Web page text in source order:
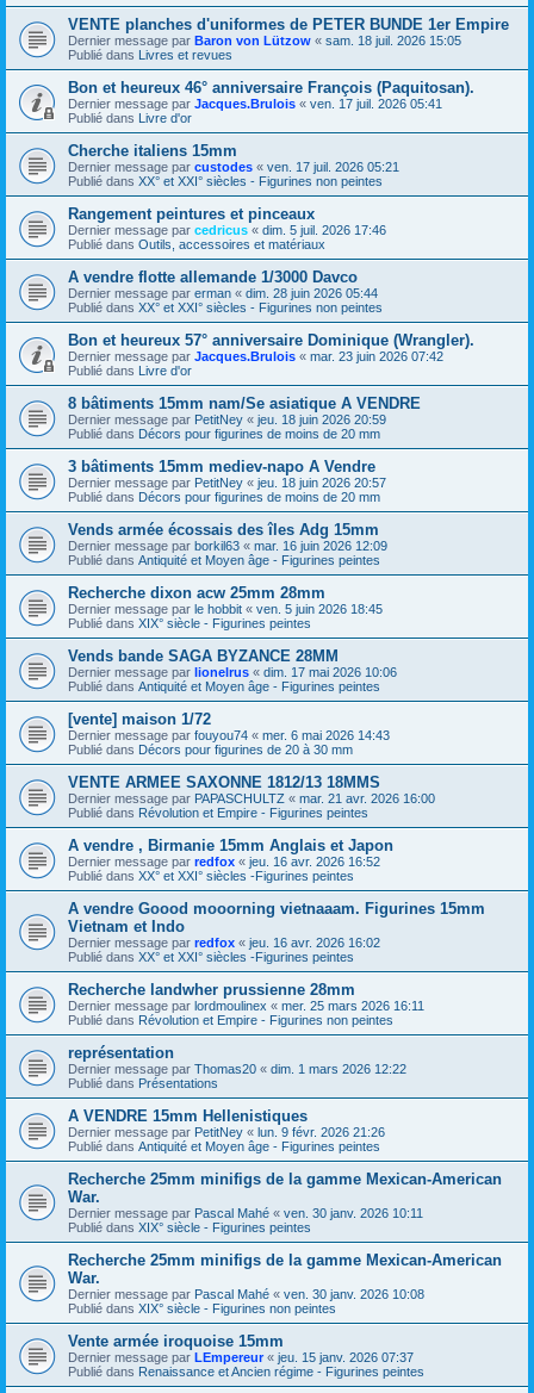
VENTE planches d'uniformes de PETER BUNDE 1er Empire
Dernier message par Baron von Lützow « sam. 18 juil. 2026 15:05
Publié dans Livres et revues
Bon et heureux 46° anniversaire François (Paquitosan).
Dernier message par Jacques.Brulois « ven. 17 juil. 2026 05:41
Publié dans Livre d'or
Cherche italiens 15mm
Dernier message par custodes « ven. 17 juil. 2026 05:21
Publié dans XX° et XXI° siècles - Figurines non peintes
Rangement peintures et pinceaux
Dernier message par cedricus « dim. 5 juil. 2026 17:46
Publié dans Outils, accessoires et matériaux
A vendre flotte allemande 1/3000 Davco
Dernier message par erman « dim. 28 juin 2026 05:44
Publié dans XX° et XXI° siècles - Figurines non peintes
Bon et heureux 57° anniversaire Dominique (Wrangler).
Dernier message par Jacques.Brulois « mar. 23 juin 2026 07:42
Publié dans Livre d'or
8 bâtiments 15mm nam/Se asiatique A VENDRE
Dernier message par PetitNey « jeu. 18 juin 2026 20:59
Publié dans Décors pour figurines de moins de 20 mm
3 bâtiments 15mm mediev-napo A Vendre
Dernier message par PetitNey « jeu. 18 juin 2026 20:57
Publié dans Décors pour figurines de moins de 20 mm
Vends armée écossais des îles Adg 15mm
Dernier message par borkil63 « mar. 16 juin 2026 12:09
Publié dans Antiquité et Moyen âge - Figurines peintes
Recherche dixon acw 25mm 28mm
Dernier message par le hobbit « ven. 5 juin 2026 18:45
Publié dans XIX° siècle - Figurines peintes
Vends bande SAGA BYZANCE 28MM
Dernier message par lionelrus « dim. 17 mai 2026 10:06
Publié dans Antiquité et Moyen âge - Figurines peintes
[vente] maison 1/72
Dernier message par fouyou74 « mer. 6 mai 2026 14:43
Publié dans Décors pour figurines de 20 à 30 mm
VENTE ARMEE SAXONNE 1812/13 18MMS
Dernier message par PAPASCHULTZ « mar. 21 avr. 2026 16:00
Publié dans Révolution et Empire - Figurines peintes
A vendre , Birmanie 15mm Anglais et Japon
Dernier message par redfox « jeu. 16 avr. 2026 16:52
Publié dans XX° et XXI° siècles -Figurines peintes
A vendre Goood mooorning vietnaaam. Figurines 15mm
Vietnam et Indo
Dernier message par redfox « jeu. 16 avr. 2026 16:02
Publié dans XX° et XXI° siècles -Figurines peintes
Recherche landwher prussienne 28mm
Dernier message par lordmoulinex « mer. 25 mars 2026 16:11
Publié dans Révolution et Empire - Figurines non peintes
représentation
Dernier message par Thomas20 « dim. 1 mars 2026 12:22
Publié dans Présentations
A VENDRE 15mm Hellenistiques
Dernier message par PetitNey « lun. 9 févr. 2026 21:26
Publié dans Antiquité et Moyen âge - Figurines peintes
Recherche 25mm minifigs de la gamme Mexican-American
War.
Dernier message par Pascal Mahé « ven. 30 janv. 2026 10:11
Publié dans XIX° siècle - Figurines peintes
Recherche 25mm minifigs de la gamme Mexican-American
War.
Dernier message par Pascal Mahé « ven. 30 janv. 2026 10:08
Publié dans XIX° siècle - Figurines non peintes
Vente armée iroquoise 15mm
Dernier message par LEmpereur « jeu. 15 janv. 2026 07:37
Publié dans Renaissance et Ancien régime - Figurines peintes